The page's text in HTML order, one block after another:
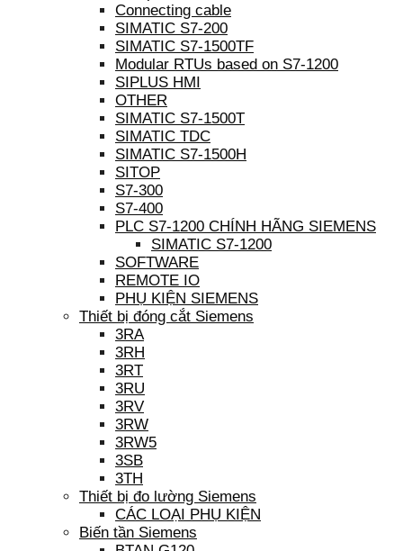
Connecting cable
SIMATIC S7-200
SIMATIC S7-1500TF
Modular RTUs based on S7-1200
SIPLUS HMI
OTHER
SIMATIC S7-1500T
SIMATIC TDC
SIMATIC S7-1500H
SITOP
S7-300
S7-400
PLC S7-1200 CHÍNH HÃNG SIEMENS
SIMATIC S7-1200
SOFTWARE
REMOTE IO
PHỤ KIỆN SIEMENS
Thiết bị đóng cắt Siemens
3RA
3RH
3RT
3RU
3RV
3RW
3RW5
3SB
3TH
Thiết bị đo lường Siemens
CÁC LOẠI PHỤ KIỆN
Biến tần Siemens